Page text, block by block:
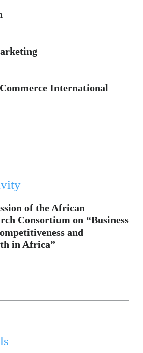
International
of the African
Consortium on “Business
and
in Africa”